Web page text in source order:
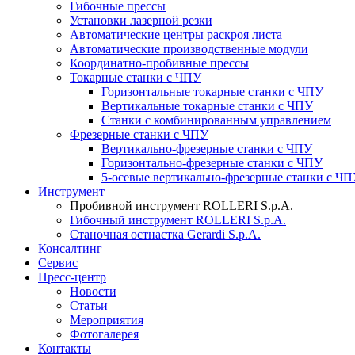
Гибочные прессы
Установки лазерной резки
Автоматические центры раскроя листа
Автоматические производственные модули
Координатно-пробивные прессы
Токарные станки с ЧПУ
Горизонтальные токарные станки с ЧПУ
Вертикальные токарные станки с ЧПУ
Станки с комбинированным управлением
Фрезерные станки с ЧПУ
Вертикально-фрезерные станки с ЧПУ
Горизонтально-фрезерные станки с ЧПУ
5-осевые вертикально-фрезерные станки с
Инструмент
Пробивной инструмент ROLLERI S.p.A.
Гибочный инструмент ROLLERI S.p.A.
Cтаночная остнастка Gerardi S.p.A.
Консалтинг
Сервис
Пресс-центр
Новости
Статьи
Мероприятия
Фотогалерея
Контакты